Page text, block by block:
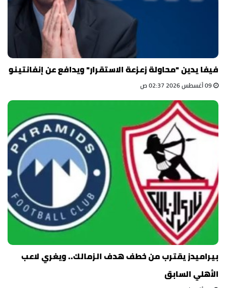
فيفا يدين "محاولة زعزعة الاستقرار" ويدافع عن إنفانتينو
بيراميدز يقترب من خطف هدف الزمالك.. ويغري لاعب
الأهلي السابق